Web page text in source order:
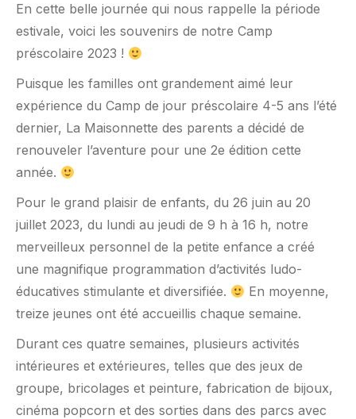
En cette belle journée qui nous rappelle la période
estivale, voici les souvenirs de notre Camp
préscolaire 2023 !
Puisque les familles ont grandement aimé leur
expérience du Camp de jour préscolaire 4-5 ans l’été
dernier, La Maisonnette des parents a décidé de
renouveler l’aventure pour une 2e édition cette
année.
Pour le grand plaisir de enfants, du 26 juin au 20
juillet 2023, du lundi au jeudi de 9 h à 16 h, notre
merveilleux personnel de la petite enfance a créé
une magnifique programmation d’activités ludo-
éducatives stimulante et diversifiée.
En moyenne,
treize jeunes ont été accueillis chaque semaine.
Durant ces quatre semaines, plusieurs activités
intérieures et extérieures, telles que des jeux de
groupe, bricolages et peinture, fabrication de bijoux,
cinéma popcorn et des sorties dans des parcs avec